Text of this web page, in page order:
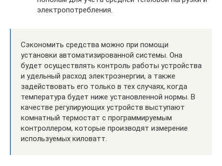
электропотребления.
Сэкономить средства можно при помощи
установки автоматизированной системы. Она
будет осуществлять контроль работы устройства
и удельный расход электроэнергии, а также
задействовать его только в тех случаях, когда
температура будет ниже установленной нормы. В
качестве регулирующих устройств выступают
комнатный термостат с программируемым
контроллером, которые производят измерение
используемых киловатт.